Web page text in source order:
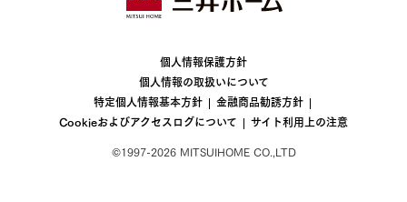
三井不動産株式会社、
個人情報保護方針
個人情報の取扱いについて
特定個人情報基本方針
金融商品勧誘方針
Cookieおよびアクセスログについて
サイト利用上の注意
©1997-2026 MITSUIHOME CO.,LTD